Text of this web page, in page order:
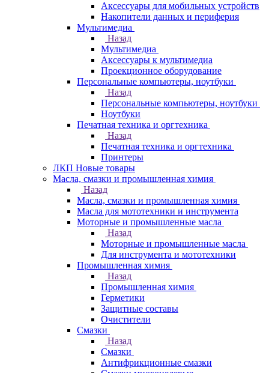
Аксессуары для мобильных устройств
Накопители данных и периферия
Мультимедиа
Назад
Мультимедиа
Аксессуары к мультимедиа
Проекционное оборудование
Персональные компьютеры, ноутбуки
Назад
Персональные компьютеры, ноутбуки
Ноутбуки
Печатная техника и оргтехника
Назад
Печатная техника и оргтехника
Принтеры
ЛКП Новые товары
Масла, смазки и промышленная химия
Назад
Масла, смазки и промышленная химия
Масла для мототехники и инструмента
Моторные и промышленные масла
Назад
Моторные и промышленные масла
Для инструмента и мототехники
Промышленная химия
Назад
Промышленная химия
Герметики
Защитные составы
Очистители
Смазки
Назад
Смазки
Антифрикционные смазки